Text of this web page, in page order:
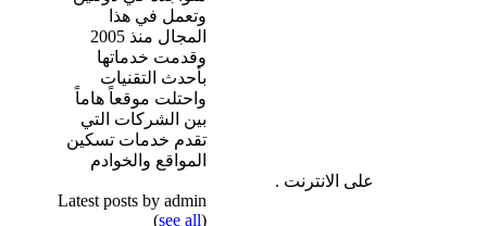
وتعمل في هذا
المجال منذ 2005
وقدمت خدماتها
بأحدث التقنيات
واحتلت موقعاً هاماً
بين الشركات التي
تقدم خدمات تسكين
المواقع والخوادم
على الانترنت .
Latest posts by admin
(see all)